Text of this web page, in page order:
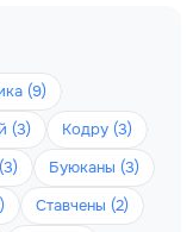
(9)
(3)
Кодру (3)
Буюканы (3)
Ставчены (2)